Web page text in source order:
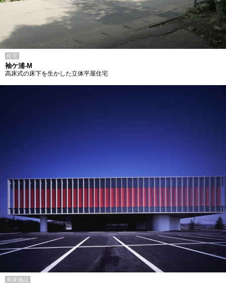
住宅
袖ケ浦-M
高床式の床下を生かした立体平屋住宅
商業施設